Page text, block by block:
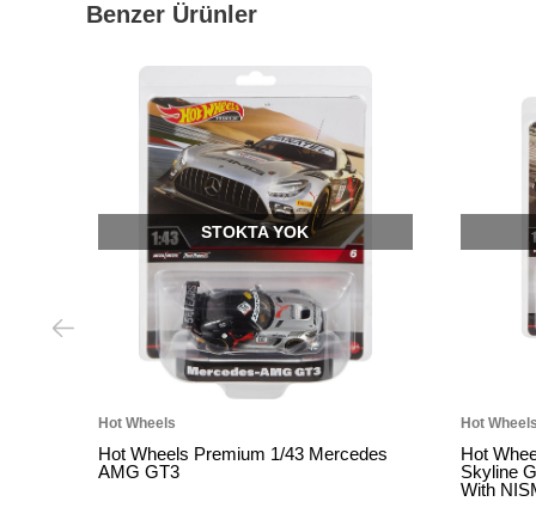
Benzer Ürünler
STOKTA YOK
Hot Wheels
Hot Wheels Premium 1/43 Mercedes
AMG GT3
Hot Wheels
Hot Wheels
Skyline GT-R
With NISMO